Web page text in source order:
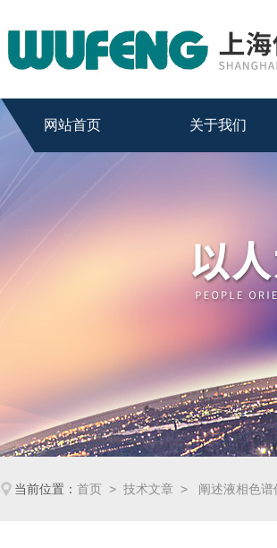
网站首页 关于我们
当前位置：首页 >技术文章 > 阐述液相色谱